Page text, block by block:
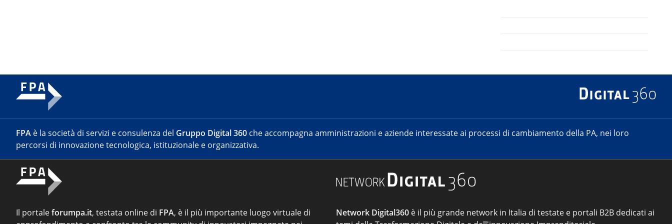
FPA è la società di servizi e consulenza del Gruppo Digital 360 che accompagna amministrazioni e aziende interessate ai processi di cambiamento della PA, nei loro
percorsi di innovazione tecnologica, istituzionale e organizzativa.
Il portaleforumpa.it, testata online di FPA, è il più importante luogo virtuale di
Network Digital360 è il più grande network in Italia di testate e portali B2B dedicati ai